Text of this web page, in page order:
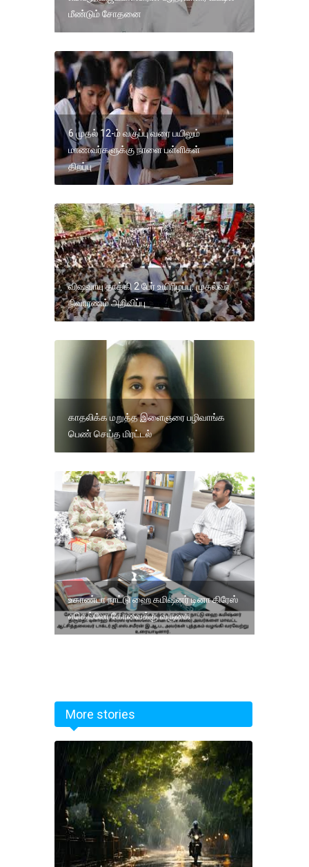
மீண்டும் சோதனை
6 முதல் 12-ம் வகுப்பு வரை பயிலும்
மாணவர்களுக்கு நாளை பள்ளிகள்
திறப்பு
விஷவாயு தாக்கி 2 பேர் உயிரிழப்பு: முதல்வர்
நிவாரணம் அறிவிப்பு
காதலிக்க மறுத்த இளைஞரை பழிவாங்க
பெண் செய்த மிரட்டல்
உகாண்டா நாட்டு ஹை கமிஷனர் டினா கிரேஸ்
எகெல்லோ கோவைக்கு வருகை
More stories